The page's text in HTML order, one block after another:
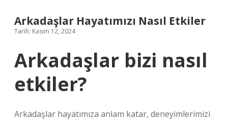
Arkadaşlar Hayatımızı Nasıl Etkiler
Tarih: Kasım 12, 2024
Arkadaşlar bizi nasıl
etkiler?
Arkadaşlar hayatımıza anlam katar, deneyimlerimizi